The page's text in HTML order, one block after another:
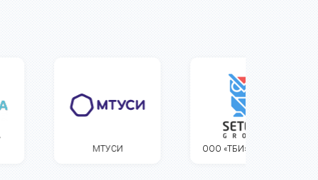
ООО «ТБИ» (SETERE)